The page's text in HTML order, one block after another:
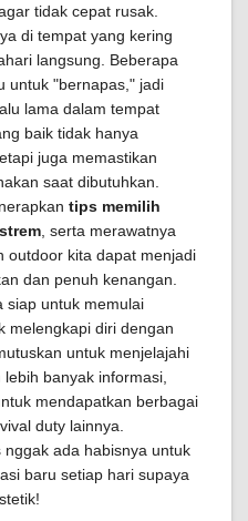
tidak cepat rusak.
di tempat yang kering
langsung. Beberapa
untuk "bernapas," jadi
lama dalam tempat
baik tidak hanya
juga memastikan
saat dibutuhkan.
tips memilih
, serta merawatnya
outdoor kita dapat menjadi
dan penuh kenangan.
siap untuk memulai
melengkapi diri dengan
untuk menjelajahi
banyak informasi,
mendapatkan berbagai
duty lainnya.
ada habisnya untuk
baru setiap hari supaya